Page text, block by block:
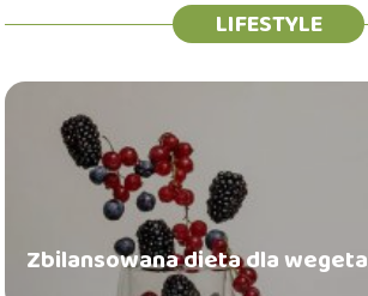
LIFESTYLE
Zbilansowana dieta dla